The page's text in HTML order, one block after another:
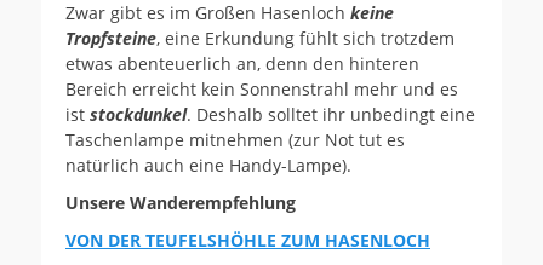
Zwar gibt es im Großen Hasenloch keine
Tropfsteine, eine Erkundung fühlt sich trotzdem
etwas abenteuerlich an, denn den hinteren
Bereich erreicht kein Sonnenstrahl mehr und es
ist stockdunkel. Deshalb solltet ihr unbedingt eine
Taschenlampe mitnehmen (zur Not tut es
natürlich auch eine Handy-Lampe).
Unsere Wanderempfehlung
VON DER TEUFELSHÖHLE ZUM HASENLOCH